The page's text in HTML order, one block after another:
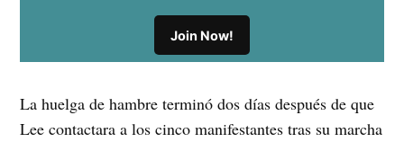
Join Now!
La huelga de hambre terminó dos días después de que
Lee contactara a los cinco manifestantes tras su marcha